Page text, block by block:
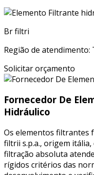
Br filtri
Região de atendimento:
Solicitar orçamento
Fornecedor De
Hidráulico
Os elementos filtrantes
filtrii s.p.a., origem
filtração absoluta
rígidos critérios das